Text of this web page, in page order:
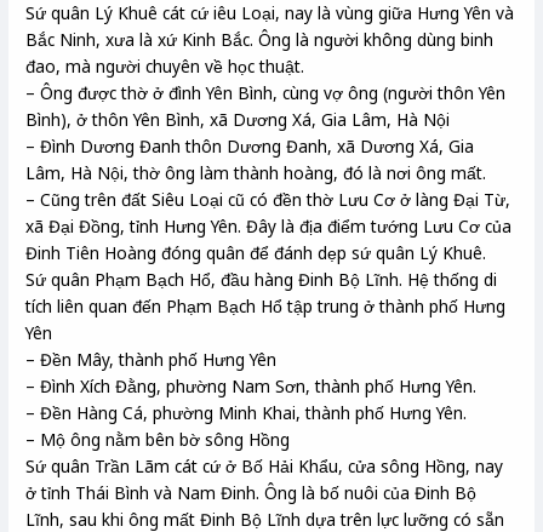
Sứ quân Lý Khuê cát cứ iêu Loại, nay là vùng giữa Hưng Yên và
Bắc Ninh, xưa là xứ Kinh Bắc. Ông là người không dùng binh
đao, mà người chuyên về học thuật.
– Ông được thờ ở đình Yên Bình, cùng vợ ông (người thôn Yên
Bình), ở thôn Yên Bình, xã Dương Xá, Gia Lâm, Hà Nội
– Đình Dương Đanh thôn Dương Đanh, xã Dương Xá, Gia
Lâm, Hà Nội, thờ ông làm thành hoàng, đó là nơi ông mất.
– Cũng trên đất Siêu Loại cũ có đền thờ Lưu Cơ ở làng Đại Từ,
xã Đại Đồng, tỉnh Hưng Yên. Đây là địa điểm tướng Lưu Cơ của
Đinh Tiên Hoàng đóng quân để đánh dẹp sứ quân Lý Khuê.
Sứ quân Phạm Bạch Hổ, đầu hàng Đinh Bộ Lĩnh. Hệ thống di
tích liên quan đến Phạm Bạch Hổ tập trung ở thành phố Hưng
Yên
– Đền Mây, thành phố Hưng Yên
– Đình Xích Đằng, phường Nam Sơn, thành phố Hưng Yên.
– Đền Hàng Cá, phường Minh Khai, thành phố Hưng Yên.
– Mộ ông nằm bên bờ sông Hồng
Sứ quân Trần Lãm cát cứ ở Bố Hải Khẩu, cửa sông Hồng, nay
ở tỉnh Thái Bình và Nam Đinh. Ông là bố nuôi của Đinh Bộ
Lĩnh, sau khi ông mất Đinh Bộ Lĩnh dựa trên lực lưỡng có sẵn